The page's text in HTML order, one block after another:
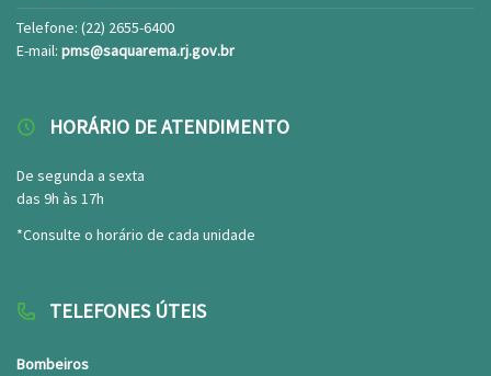
PROCESSO SELETIVO SIMPLIFICADO Nº 001-
2025
PROCESSO SELETIVO SIMPLIFICADO Nº 001-
EDITAL DE CONVOCAÇÃO Nº 003/2026 –
001/2025
PROCESSO SELETIVO SIMPLIFICADO Nº
Telefone: (22) 2655-6400
E-mail: pms@saquarema.rj.gov.br
HORÁRIO DE ATENDIMENTO
De segunda a sexta
das 9h às 17h
*Consulte o horário de cada unidade
TELEFONES ÚTEIS
Bombeiros